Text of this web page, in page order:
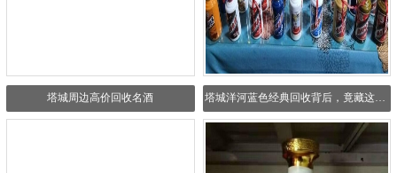
塔城周边高价回收名酒 塔城洋河蓝色经典回收背后，竟藏这些惊人秘密！